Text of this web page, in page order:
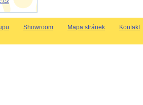
Showroom Mapa stránek Kontakt